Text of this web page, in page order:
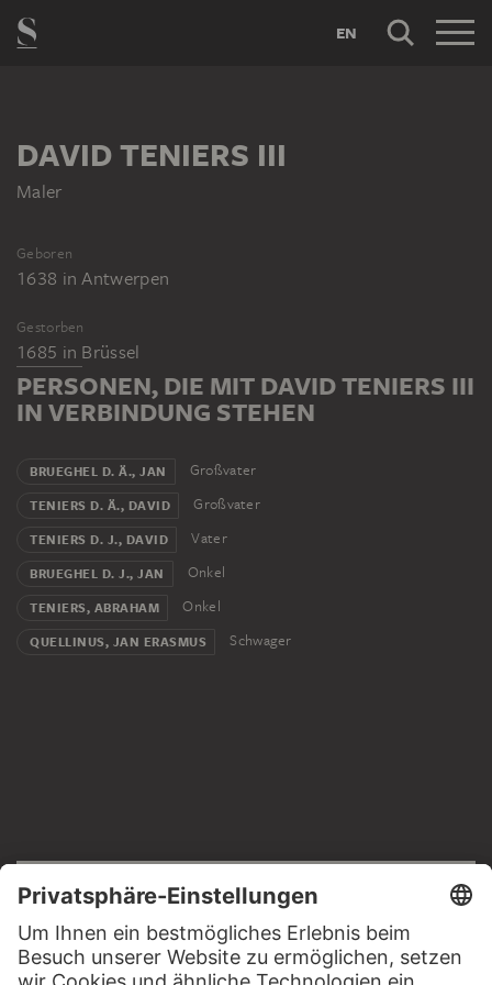
EN
DAVID TENIERS III
Maler
Geboren
1638 inAntwerpen
Gestorben
1685 in Brüssel
PERSONEN, DIE MIT DAVID TENIERS III
IN VERBINDUNG STEHEN
BRUEGHEL D. Ä., JAN Großvater
TENIERS D. Ä., DAVID Großvater
TENIERS D. J., DAVID Vater
BRUEGHEL D. J., JAN Onkel
TENIERS, ABRAHAM Onkel
QUELLINUS, JAN ERASMUS Schwager
Impressum
Datenschutz
Copyright © 2026 Städel Museum